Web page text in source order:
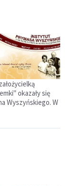
okazały się
Wyszyńskiego. W